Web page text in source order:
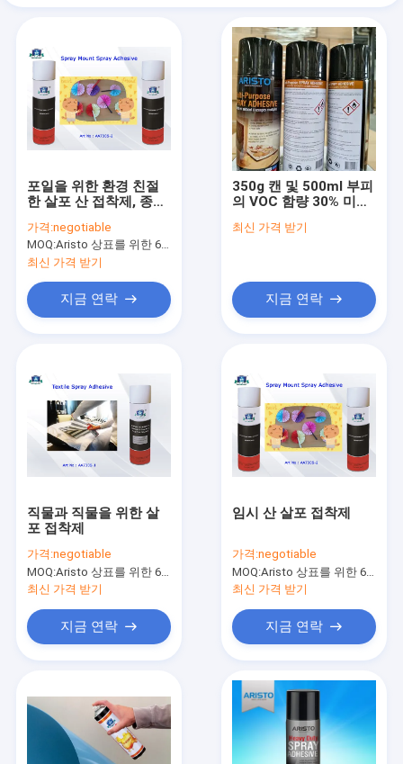
우리 에 관한 것
포일을 위한 환경 친절
한 살포 산 접착제, 종이,
습니다
가격:negotiable
MOQ:Aristo 상표를 위한 6000pcs, 고객 상표를 위한 15000pcs
최신 가격 받기
지금 연락
350g 캔 및 500ml 부피
의 VOC 함량 30% 미만
이 접착제
최신 가격 받기
지금 연락
직물과 직물을 위한 살
포 접착제
가격:negotiable
MOQ:Aristo 상표를 위한 6000pcs, 고객 상표를 위한 15000pcs
최신 가격 받기
지금 연락
임시 산 살포 접착제
가격:negotiable
MOQ:Aristo 상표를 위한 6000pcs, 고객 상표를 위한 15000pcs
최신 가격 받기
지금 연락